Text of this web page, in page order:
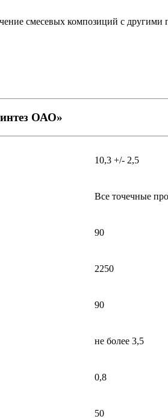
смесевых композиций с другими
ОАО»
10,3 +/- 2,5
Все точечные
90
2250
90
не более 3,5
0,8
50